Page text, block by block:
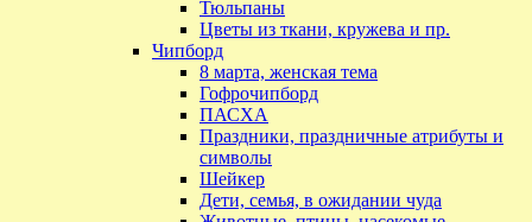
Тюльпаны
Цветы из ткани, кружева и пр.
Чипборд
8 марта, женская тема
Гофрочипборд
ПАСХА
Праздники, праздничные атрибуты и
символы
Шейкер
Дети, семья, в ожидании чуда